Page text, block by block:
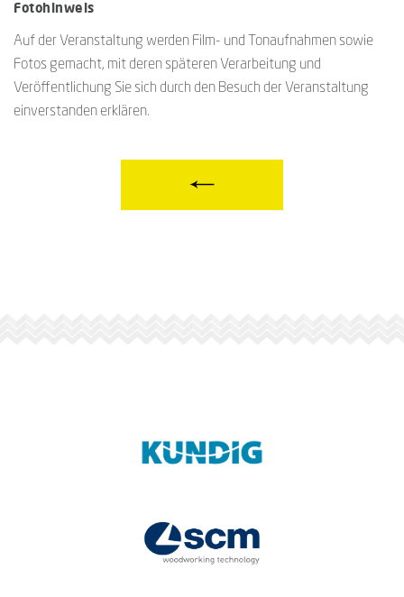
Fotohinweis
Auf der Veranstaltung werden Film- und Tonaufnahmen sowie
Fotos gemacht, mit deren späteren Verarbeitung und
Veröffentlichung Sie sich durch den Besuch der Veranstaltung
einverstanden erklären.